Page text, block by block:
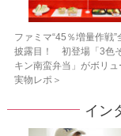
ファミマ“45％増量作戦”
披露目！ 初登場「3色
キン南蛮弁当」がボリュ
実物レポ＞
イン